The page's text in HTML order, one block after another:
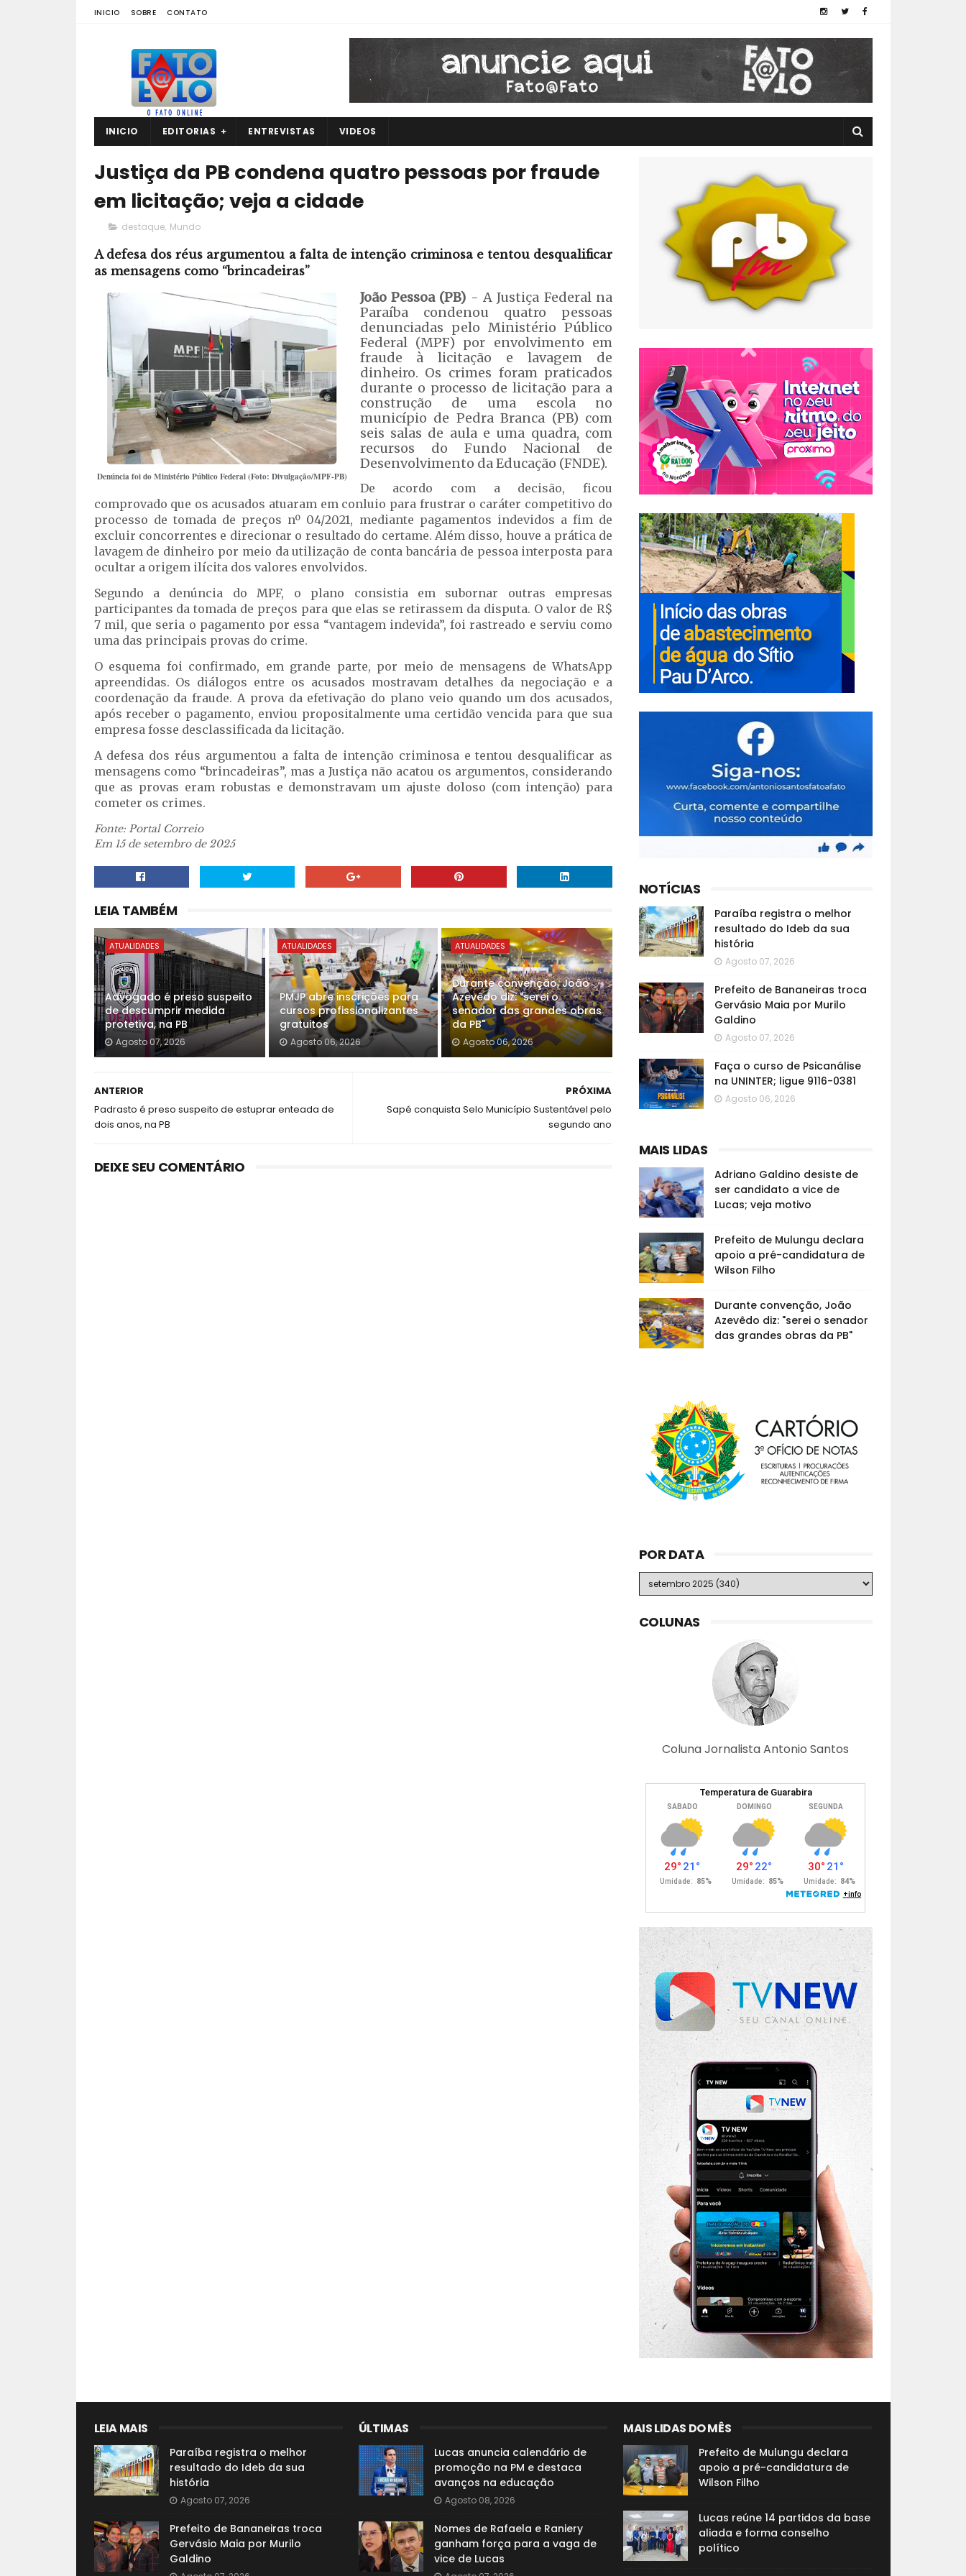
INICIO SOBRE CONTATO
INICIO EDITORIAS ENTREVISTAS VIDEOS
Justiça da PB condena quatro pessoas por fraude
em licitação; veja a cidade
destaque, Mundo
A defesa dos réus argumentou a falta de intenção criminosa e tentou desqualificar
as mensagens como “brincadeiras”
Denúncia foi do Ministério Público Federal (Foto: Divulgação/MPF-PB)
João Pessoa (PB) - A Justiça Federal na
Paraíba condenou quatro pessoas
denunciadas pelo Ministério Público
Federal (MPF) por envolvimento em
fraude à licitação e lavagem de
dinheiro. Os crimes foram praticados
durante o processo de licitação para a
construção de uma escola no
município de Pedra Branca (PB) com
seis salas de aula e uma quadra, com
recursos do Fundo Nacional de
Desenvolvimento da Educação (FNDE).
De acordo com a decisão, ficou
comprovado que os acusados atuaram em conluio para frustrar o caráter competitivo do
processo de tomada de preços nº 04/2021, mediante pagamentos indevidos a fim de
excluir concorrentes e direcionar o resultado do certame. Além disso, houve a prática de
lavagem de dinheiro por meio da utilização de conta bancária de pessoa interposta para
ocultar a origem ilícita dos valores envolvidos.
Segundo a denúncia do MPF, o plano consistia em subornar outras empresas
participantes da tomada de preços para que elas se retirassem da disputa. O valor de R$
7 mil, que seria o pagamento por essa “vantagem indevida”, foi rastreado e serviu como
uma das principais provas do crime.
O esquema foi confirmado, em grande parte, por meio de mensagens de WhatsApp
apreendidas. Os diálogos entre os acusados mostravam detalhes da negociação e a
coordenação da fraude. A prova da efetivação do plano veio quando um dos acusados,
após receber o pagamento, enviou propositalmente uma certidão vencida para que sua
empresa fosse desclassificada da licitação.
A defesa dos réus argumentou a falta de intenção criminosa e tentou desqualificar as
mensagens como “brincadeiras”, mas a Justiça não acatou os argumentos, considerando
que as provas eram robustas e demonstravam um ajuste doloso (com intenção) para
cometer os crimes.
Fonte: Portal Correio
Em 15 de setembro de 2025
LEIA TAMBÉM
ATUALIDADES
Advogado é preso suspeito
de descumprir medida
protetiva, na PB
Agosto 07, 2026
ATUALIDADES
PMJP abre inscrições para
cursos profissionalizantes
gratuitos
Agosto 06, 2026
ATUALIDADES
Durante convenção, João
Azevêdo diz: "serei o
senador das grandes obras
da PB"
Agosto 06, 2026
PRÓXIMA
Sapé conquista Selo Município Sustentável pelo
segundo ano
ANTERIOR
Padrasto é preso suspeito de estuprar enteada de
dois anos, na PB
DEIXE SEU COMENTÁRIO
NOTÍCIAS
Paraíba registra o melhor
resultado do Ideb da sua
história
Agosto 07, 2026
Prefeito de Bananeiras troca
Gervásio Maia por Murilo
Galdino
Agosto 07, 2026
Faça o curso de Psicanálise
na UNINTER; ligue 9116-0381
Agosto 06, 2026
MAIS LIDAS
Adriano Galdino desiste de
ser candidato a vice de
Lucas; veja motivo
Prefeito de Mulungu declara
apoio a pré-candidatura de
Wilson Filho
Durante convenção, João
Azevêdo diz: "serei o senador
das grandes obras da PB"
POR DATA
COLUNAS
Coluna Jornalista Antonio Santos
LEIA MAIS
Paraíba registra o melhor
resultado do Ideb da sua
história
Agosto 07, 2026
Prefeito de Bananeiras troca
Gervásio Maia por Murilo
Galdino
ÚLTIMAS
Lucas anuncia calendário de
promoção na PM e destaca
avanços na educação
Agosto 08, 2026
Nomes de Rafaela e Raniery
ganham força para a vaga de
vice de Lucas
MAIS LIDAS DO MÊS
Prefeito de Mulungu declara
apoio a pré-candidatura de
Wilson Filho
Lucas reúne 14 partidos da base
aliada e forma conselho
político